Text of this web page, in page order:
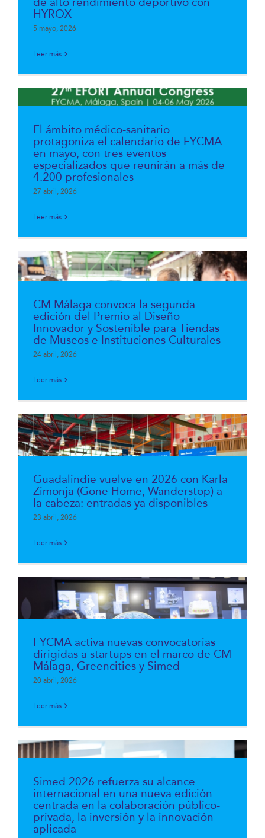
HYROX
5 mayo, 2026
Leer más
El ámbito médico-sanitario
protagoniza el calendario de FYCMA
en mayo, con tres eventos
especializados que reunirán a más de
4.200 profesionales
27 abril, 2026
Leer más
CM Málaga convoca la segunda
edición del Premio al Diseño
Innovador y Sostenible para Tiendas
de Museos e Instituciones Culturales
24 abril, 2026
Leer más
Guadalindie vuelve en 2026 con Karla
Zimonja (Gone Home, Wanderstop) a
la cabeza: entradas ya disponibles
23 abril, 2026
Leer más
FYCMA activa nuevas convocatorias
dirigidas a startups en el marco de CM
Málaga, Greencities y Simed
20 abril, 2026
Leer más
Simed 2026 refuerza su alcance
internacional en una nueva edición
centrada en la colaboración público-
privada, la inversión y la innovación
aplicada